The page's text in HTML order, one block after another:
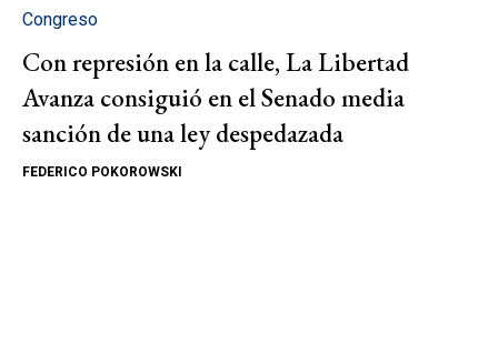
Congreso
Con represión en la calle, La Libertad
Avanza consiguió en el Senado media
sanción de una ley despedazada
FEDERICO POKOROWSKI